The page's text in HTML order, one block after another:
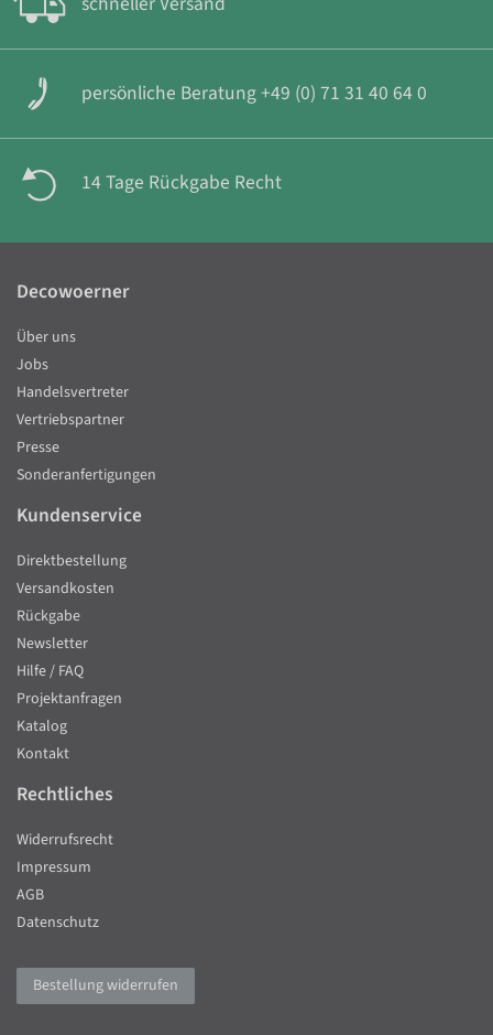
persönliche Beratung +49 (0) 71 31 40 64 0
14 Tage Rückgabe Recht
Decowoerner
Über uns
Jobs
Handelsvertreter
Vertriebspartner
Presse
Sonderanfertigungen
Kundenservice
Direktbestellung
Versandkosten
Rückgabe
Newsletter
Hilfe / FAQ
Projektanfragen
Katalog
Kontakt
Rechtliches
Widerrufsrecht
Impressum
AGB
Datenschutz
Bestellung widerrufen